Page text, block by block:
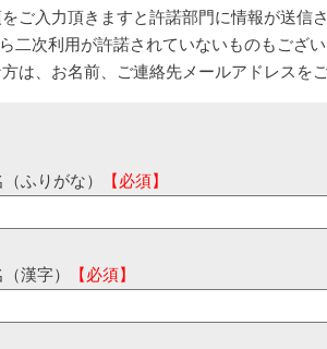
ご入力頂きますと許諾部門に情報が送信
二次利用が許諾されていないものもござ
は、お名前、ご連絡先メールアドレスを
ふりがな） 【必須】
漢字） 【必須】